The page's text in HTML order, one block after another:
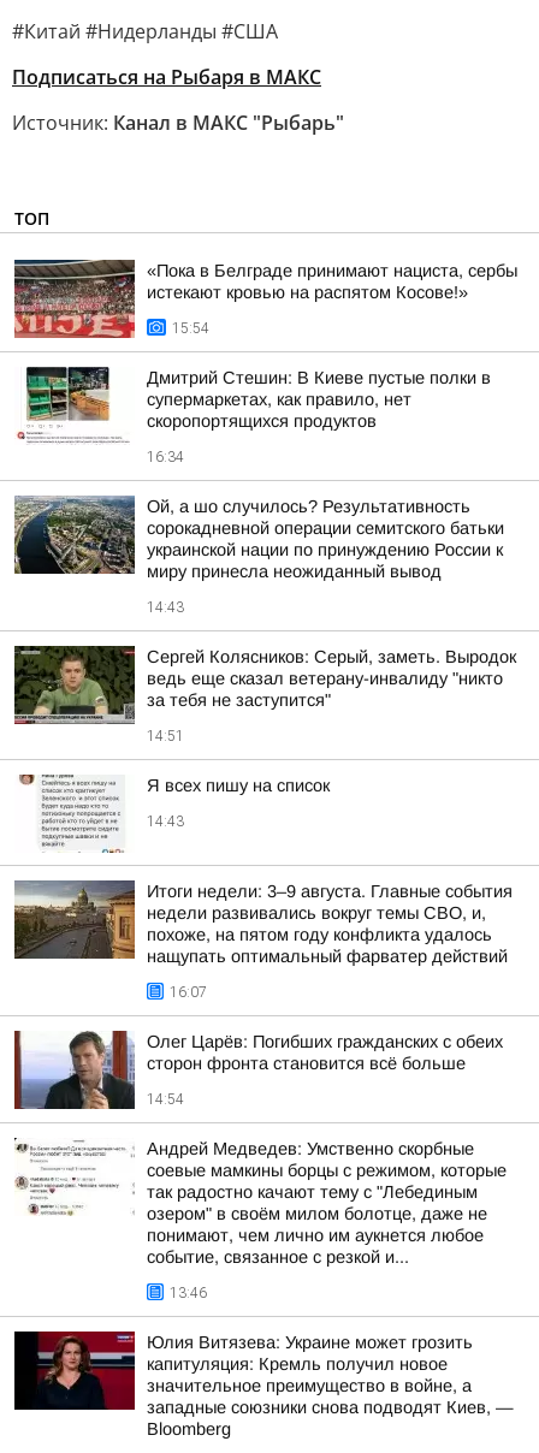
#Китай #Нидерланды #США
Подписаться на Рыбаря в МАКС
Источник: Канал в МАКС "Рыбарь"
ТОП
«Пока в Белграде принимают нациста, сербы
истекают кровью на распятом Косове!»
15:54
Дмитрий Стешин: В Киеве пустые полки в
супермаркетах, как правило, нет
скоропортящихся продуктов
16:34
Ой, а шо случилось? Результативность
сорокадневной операции семитского батьки
украинской нации по принуждению России к
миру принесла неожиданный вывод
14:43
Сергей Колясников: Серый, заметь. Выродок
ведь еще сказал ветерану-инвалиду "никто
за тебя не заступится"
14:51
Я всех пишу на список
14:43
Итоги недели: 3–9 августа. Главные события
недели развивались вокруг темы СВО, и,
похоже, на пятом году конфликта удалось
нащупать оптимальный фарватер действий
16:07
Олег Царёв: Погибших гражданских с обеих
сторон фронта становится всё больше
14:54
Андрей Медведев: Умственно скорбные
соевые мамкины борцы с режимом, которые
так радостно качают тему с "Лебединым
озером" в своём милом болотце, даже не
понимают, чем лично им аукнется любое
событие, связанное с резкой и...
13:46
Юлия Витязева: Украине может грозить
капитуляция: Кремль получил новое
значительное преимущество в войне, а
западные союзники снова подводят Киев, —
Bloomberg